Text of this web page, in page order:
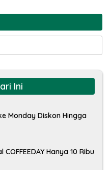
Ini
Monday Diskon Hingga
Hanya 10 Ribu